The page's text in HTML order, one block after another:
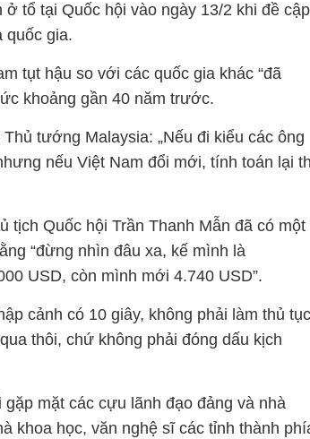
tổ tại Quốc hội vào ngày 13/2 khi đề cập
quốc gia.
tụt hậu so với các quốc gia khác “đã
khoảng gần 40 năm trước.
tướng Malaysia: „Nếu đi kiểu các ông
nếu Việt Nam đổi mới, tính toán lại
tịch Quốc hội Trần Thanh Mẫn đã có một
“đừng nhìn đâu xa, kế mình là
USD, còn mình mới 4.740 USD”.
cảnh có 10 giây, không phải làm thủ tục
thôi, chứ không phải đóng dấu kịch
mặt các cựu lãnh đạo đảng và nhà
khoa học, văn nghệ sĩ các tỉnh thành